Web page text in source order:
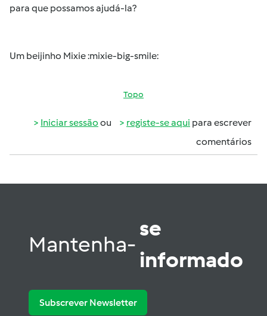
para que possamos ajudá-la?
Um beijinho Mixie :mixie-big-smile:
Topo
Iniciar sessão ou registe-se aqui para escrever
comentários
Mantenha-
se
informado
Subscrever Newsletter